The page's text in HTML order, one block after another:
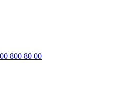
800 80 00